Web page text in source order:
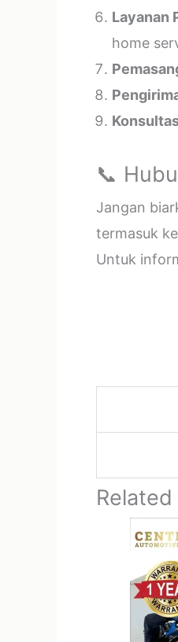
Layanan
home
📞
Jangan
termasuk
Untuk